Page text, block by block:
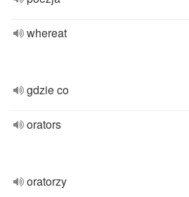
whereat
gdzie co
orators
oratorzy